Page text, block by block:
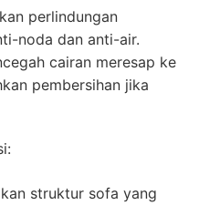
perlindungan
noda dan anti-air.
cairan meresap ke
pembersihan jika
struktur sofa yang